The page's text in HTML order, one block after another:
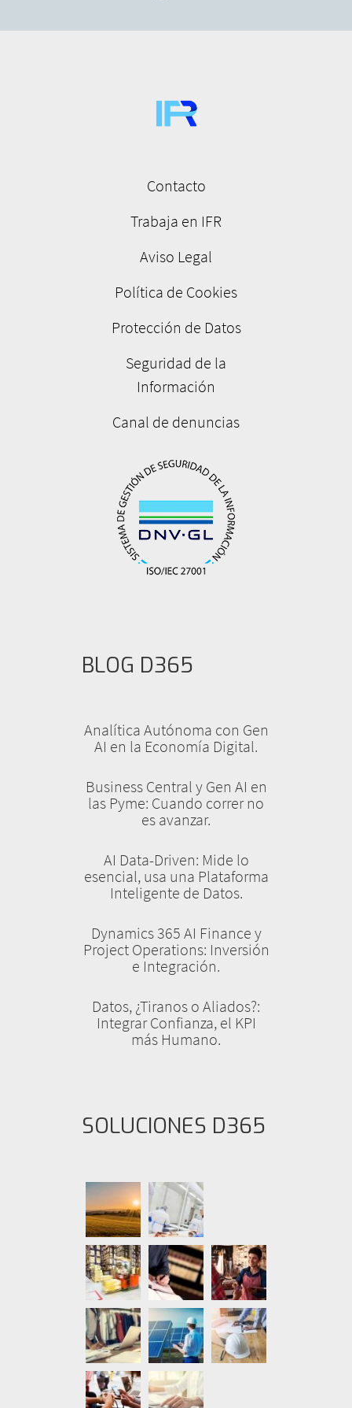
Contacto
Trabaja en IFR
Aviso Legal
Política de Cookies
Protección de Datos
Seguridad de la
Información
Canal de denuncias
BLOG D365
Analítica Autónoma con Gen
AI en la Economía Digital.
Business Central y Gen AI en
las Pyme: Cuando correr no
es avanzar.
AI Data-Driven: Mide lo
esencial, usa una Plataforma
Inteligente de Datos.
Dynamics 365 AI Finance y
Project Operations: Inversión
e Integración.
Datos, ¿Tiranos o Aliados?:
Integrar Confianza, el KPI
más Humano.
SOLUCIONES D365